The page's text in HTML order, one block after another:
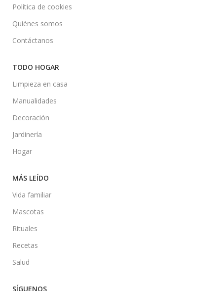
Política de cookies
Quiénes somos
Contáctanos
TODO HOGAR
Limpieza en casa
Manualidades
Decoración
Jardinería
Hogar
MÁS LEÍDO
Vida familiar
Mascotas
Rituales
Recetas
Salud
SÍGUENOS